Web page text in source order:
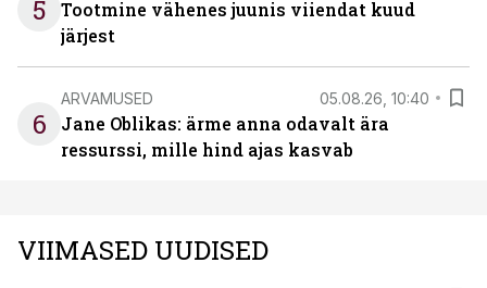
5
Tootmine vähenes juunis viiendat kuud
järjest
6
ARVAMUSED 05.08.26, 10:40
Jane Oblikas: ärme anna odavalt ära
ressurssi, mille hind ajas kasvab
VIIMASED UUDISED